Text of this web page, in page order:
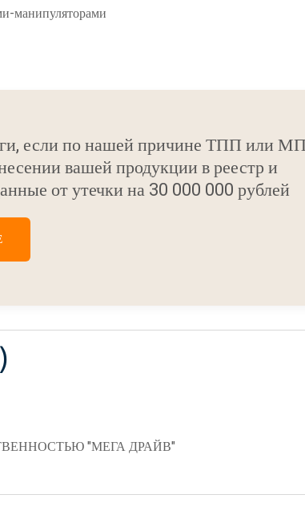
манипуляторами
если по нашей причине ТПП или
вашей продукции в реестр и
от утечки на 30 000 000 рублей
"МЕГА ДРАЙВ"